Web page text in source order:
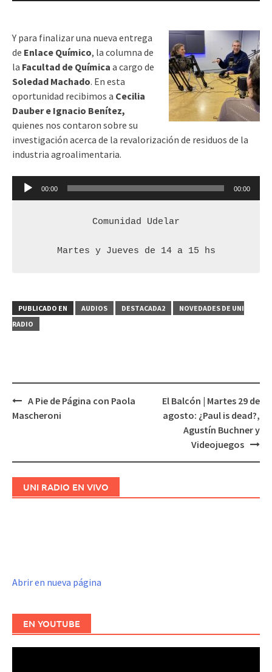
Y para finalizar una nueva entrega
de Enlace Químico, la columna de
la Facultad de Química a cargo de
Soledad Machado. En esta
oportunidad recibimos a Cecilia
Dauber e Ignacio Benítez,
quienes nos contaron sobre su
investigación acerca de la revalorización de residuos de la
industria agroalimentaria.
Reproductor
00:00 00:00
Comunidad Udelar
Martes y Jueves de 14 a 15 hs
PUBLICADO EN AUDIOS DESTACADA2
NOVEDADES DE UNI
RADIO
Navegación
A Pie de Página con Paola
Mascheroni
El Balcón | Martes 29 de
agosto: ¿Paul is dead?,
Agustín Buchner y
Videojuegos
UNI RADIO EN VIVO
Abrir en nueva página
EN YOUTUBE